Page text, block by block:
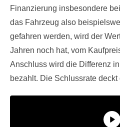
Finanzierung insbesondere
das Fahrzeug also
gefahren werden, wird der
Jahren noch hat, vom
Anschluss wird die Differenz
bezahlt. Die Schlussrate deckt